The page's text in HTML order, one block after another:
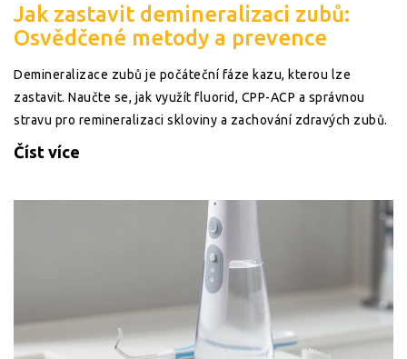
Jak zastavit demineralizaci zubů:
Osvědčené metody a prevence
Demineralizace zubů je počáteční fáze kazu, kterou lze
zastavit. Naučte se, jak využít fluorid, CPP-ACP a správnou
stravu pro remineralizaci skloviny a zachování zdravých zubů.
Číst více